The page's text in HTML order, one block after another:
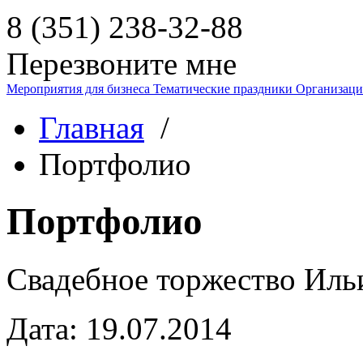
8 (351) 238-32-88
Перезвоните мне
Мероприятия для бизнеса Тематические праздники
Главная /
Портфолио
Портфолио
Свадебное торжество
Дата: 19.07.2014